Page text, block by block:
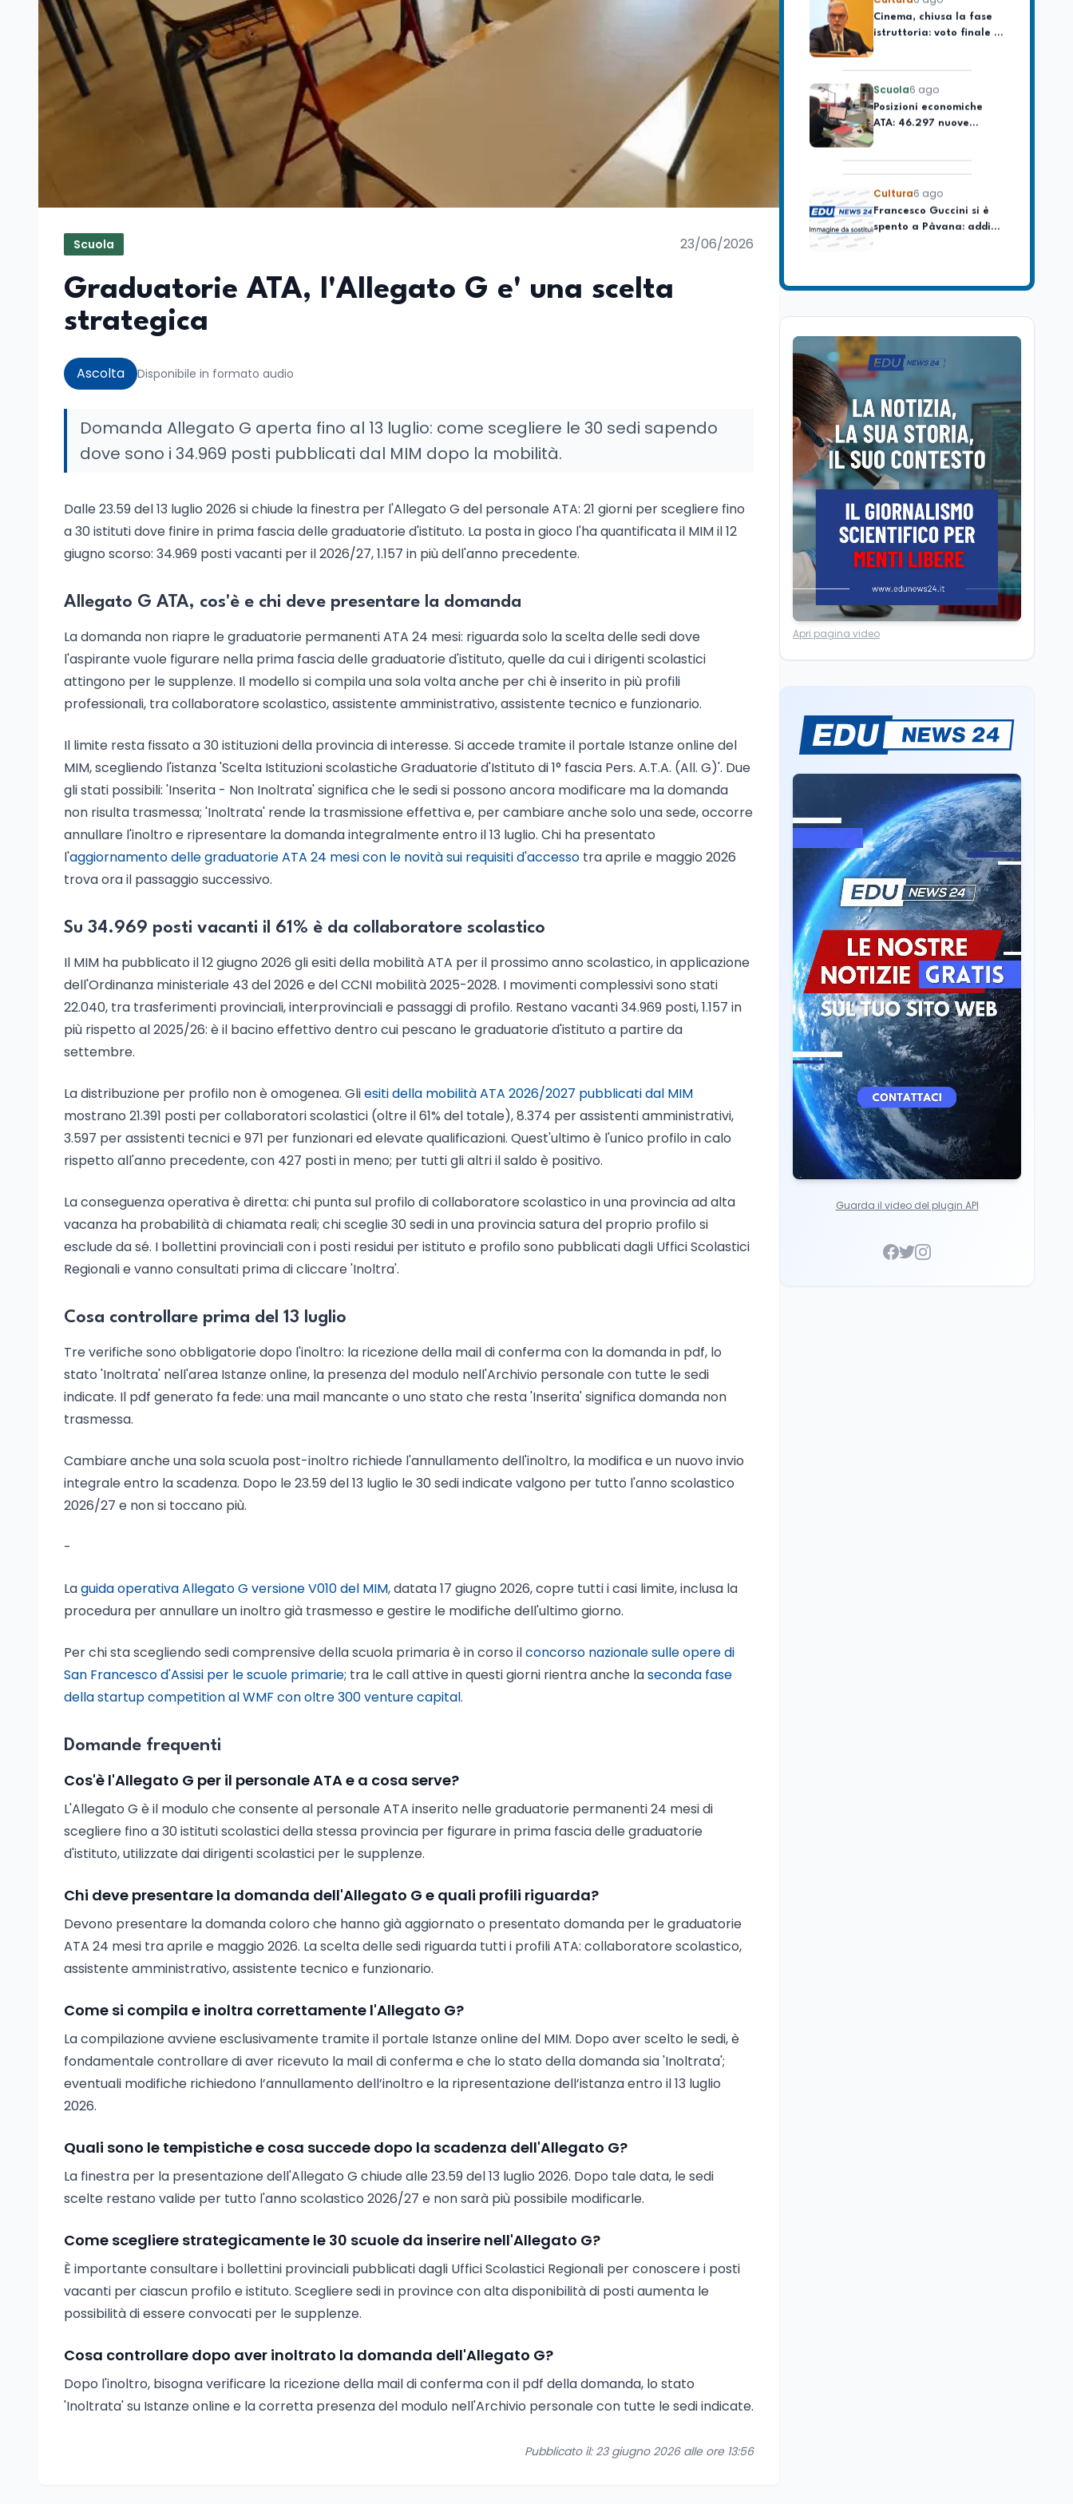
Scuola 23/06/2026
Graduatorie ATA, l'Allegato G e' una scelta
strategica
Ascolta Disponibile in formato audio
Domanda Allegato G aperta fino al 13 luglio: come scegliere le 30 sedi sapendo
dove sono i 34.969 posti pubblicati dal MIM dopo la mobilità.
Dalle 23.59 del 13 luglio 2026 si chiude la finestra per l'Allegato G del personale ATA: 21 giorni per scegliere fino
a 30 istituti dove finire in prima fascia delle graduatorie d'istituto. La posta in gioco l'ha quantificata il MIM il 12
giugno scorso: 34.969 posti vacanti per il 2026/27, 1.157 in più dell'anno precedente.
Allegato G ATA, cos'è e chi deve presentare la domanda
La domanda non riapre le graduatorie permanenti ATA 24 mesi: riguarda solo la scelta delle sedi dove
l'aspirante vuole figurare nella prima fascia delle graduatorie d'istituto, quelle da cui i dirigenti scolastici
attingono per le supplenze. Il modello si compila una sola volta anche per chi è inserito in più profili
professionali, tra collaboratore scolastico, assistente amministrativo, assistente tecnico e funzionario.
Il limite resta fissato a 30 istituzioni della provincia di interesse. Si accede tramite il portale Istanze online del
MIM, scegliendo l'istanza 'Scelta Istituzioni scolastiche Graduatorie d'Istituto di 1° fascia Pers. A.T.A. (All. G)'. Due
gli stati possibili: 'Inserita - Non Inoltrata' significa che le sedi si possono ancora modificare ma la domanda
non risulta trasmessa; 'Inoltrata' rende la trasmissione effettiva e, per cambiare anche solo una sede, occorre
annullare l'inoltro e ripresentare la domanda integralmente entro il 13 luglio. Chi ha presentato
l'aggiornamento delle graduatorie ATA 24 mesi con le novità sui requisiti d'accesso tra aprile e maggio 2026
trova ora il passaggio successivo.
Su 34.969 posti vacanti il 61% è da collaboratore scolastico
Il MIM ha pubblicato il 12 giugno 2026 gli esiti della mobilità ATA per il prossimo anno scolastico, in applicazione
dell'Ordinanza ministeriale 43 del 2026 e del CCNI mobilità 2025-2028. I movimenti complessivi sono stati
22.040, tra trasferimenti provinciali, interprovinciali e passaggi di profilo. Restano vacanti 34.969 posti, 1.157 in
più rispetto al 2025/26: è il bacino effettivo dentro cui pescano le graduatorie d'istituto a partire da
settembre.
La distribuzione per profilo non è omogenea. Gliesiti della mobilità ATA 2026/2027 pubblicati dal MIM
mostrano 21.391 posti per collaboratori scolastici (oltre il 61% del totale), 8.374 per assistenti amministrativi,
3.597 per assistenti tecnici e 971 per funzionari ed elevate qualificazioni. Quest'ultimo è l'unico profilo in calo
rispetto all'anno precedente, con 427 posti in meno; per tutti gli altri il saldo è positivo.
La conseguenza operativa è diretta: chi punta sul profilo di collaboratore scolastico in una provincia ad alta
vacanza ha probabilità di chiamata reali; chi sceglie 30 sedi in una provincia satura del proprio profilo si
esclude da sé. I bollettini provinciali con i posti residui per istituto e profilo sono pubblicati dagli Uffici Scolastici
Regionali e vanno consultati prima di cliccare 'Inoltra'.
Cosa controllare prima del 13 luglio
Tre verifiche sono obbligatorie dopo l'inoltro: la ricezione della mail di conferma con la domanda in pdf, lo
stato 'Inoltrata' nell'area Istanze online, la presenza del modulo nell'Archivio personale con tutte le sedi
indicate. Il pdf generato fa fede: una mail mancante o uno stato che resta 'Inserita' significa domanda non
trasmessa.
Cambiare anche una sola scuola post-inoltro richiede l'annullamento dell'inoltro, la modifica e un nuovo invio
integrale entro la scadenza. Dopo le 23.59 del 13 luglio le 30 sedi indicate valgono per tutto l'anno scolastico
2026/27 e non si toccano più.
-
Laguida operativa Allegato G versione V010 del MIM, datata 17 giugno 2026, copre tutti i casi limite, inclusa la
procedura per annullare un inoltro già trasmesso e gestire le modifiche dell'ultimo giorno.
Per chi sta scegliendo sedi comprensive della scuola primaria è in corso ilconcorso nazionale sulle opere di
San Francesco d'Assisi per le scuole primarie; tra le call attive in questi giorni rientra anche laseconda fase
della startup competition al WMF con oltre 300 venture capital.
Domande frequenti
Cos'è l'Allegato G per il personale ATA e a cosa serve?
L'Allegato G è il modulo che consente al personale ATA inserito nelle graduatorie permanenti 24 mesi di
scegliere fino a 30 istituti scolastici della stessa provincia per figurare in prima fascia delle graduatorie
d'istituto, utilizzate dai dirigenti scolastici per le supplenze.
Chi deve presentare la domanda dell'Allegato G e quali profili riguarda?
Devono presentare la domanda coloro che hanno già aggiornato o presentato domanda per le graduatorie
ATA 24 mesi tra aprile e maggio 2026. La scelta delle sedi riguarda tutti i profili ATA: collaboratore scolastico,
assistente amministrativo, assistente tecnico e funzionario.
Come si compila e inoltra correttamente l'Allegato G?
La compilazione avviene esclusivamente tramite il portale Istanze online del MIM. Dopo aver scelto le sedi, è
fondamentale controllare di aver ricevuto la mail di conferma e che lo stato della domanda sia 'Inoltrata';
eventuali modifiche richiedono l’annullamento dell’inoltro e la ripresentazione dell’istanza entro il 13 luglio
2026.
Quali sono le tempistiche e cosa succede dopo la scadenza dell'Allegato G?
La finestra per la presentazione dell'Allegato G chiude alle 23.59 del 13 luglio 2026. Dopo tale data, le sedi
scelte restano valide per tutto l'anno scolastico 2026/27 e non sarà più possibile modificarle.
Come scegliere strategicamente le 30 scuole da inserire nell'Allegato G?
È importante consultare i bollettini provinciali pubblicati dagli Uffici Scolastici Regionali per conoscere i posti
vacanti per ciascun profilo e istituto. Scegliere sedi in province con alta disponibilità di posti aumenta le
possibilità di essere convocati per le supplenze.
Cosa controllare dopo aver inoltrato la domanda dell'Allegato G?
Dopo l'inoltro, bisogna verificare la ricezione della mail di conferma con il pdf della domanda, lo stato
'Inoltrata' su Istanze online e la corretta presenza del modulo nell'Archivio personale con tutte le sedi indicate.
Pubblicato il: 23 giugno 2026 alle ore 13:56
lavoro
istruttoria: voto finale il
9 settembre in Aula. La
Posizioni economiche
ATA: 46.297 nuove
posizioni economiche
Francesco Guccini si è
spento a Pàvana: addio
al Maestrone
Maestrone: addio a
La ministra Calderone
firma il patto con Asstel
per il rilancio del Siisl,
piattaforma, in
collaborazione con
l'Inps, per l'incontro tra
domanda e offerta di
lavoro
Cultura6 ago
Cinema, chiusa la fase
istruttoria: voto finale il
9 settembre in Aula. La
soddisfazione di
Mollicone
Scuola6 ago
Posizioni economiche
ATA: 46.297 nuove
4.150 euro
Cultura6 ago
Francesco Guccini si è
Se n'è andato il
Maestrone: addio a
l'ultimo cantore di una
generazione ribelle
Lavoro6 ago
La ministra Calderone
firma il patto con Asstel
per il rilancio del Siisl,
piattaforma, in
collaborazione con
l'Inps, per l'incontro tra
domanda e offerta di
lavoro
Cultura6 ago
Cinema, chiusa la fase
istruttoria: voto finale il
9 settembre in Aula. La
soddisfazione di
Mollicone
Scuola6 ago
Posizioni economiche
ATA: 46.297 nuove
posizioni economiche
con arretrati fino a
4.150 euro
Apri pagina video
Guarda il video del plugin API